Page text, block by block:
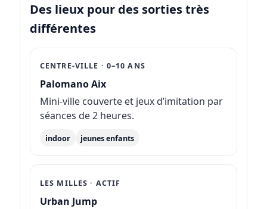
Des lieux pour des sorties très
différentes
CENTRE-VILLE · 0–10 ANS
Palomano Aix
Mini-ville couverte et jeux d’imitation par
séances de 2 heures.
indoor jeunes enfants
LES MILLES · ACTIF
Urban Jump